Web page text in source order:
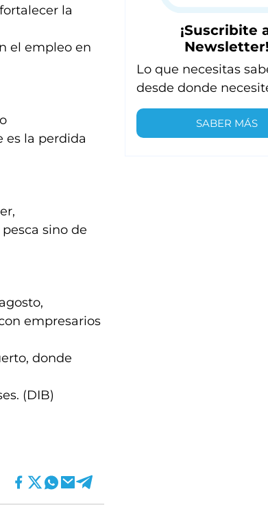
la
el empleo en
es la perdida
sino de
empresarios
donde
(DIB)
¡Suscribite
Newsletter!
Lo que necesitas
desde donde
SABER MÁS